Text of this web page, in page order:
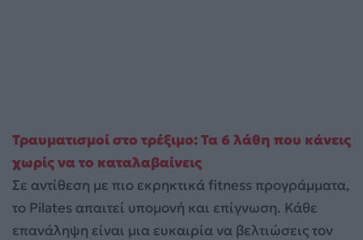
Τραυματισμοί στο τρέξιμο: Τα 6 λάθη που κάνεις
χωρίς να το καταλαβαίνεις
Σε αντίθεση με πιο εκρηκτικά fitness προγράμματα,
το Pilates απαιτεί υπομονή και επίγνωση. Κάθε
επανάληψη είναι μια ευκαιρία να βελτιώσεις τον